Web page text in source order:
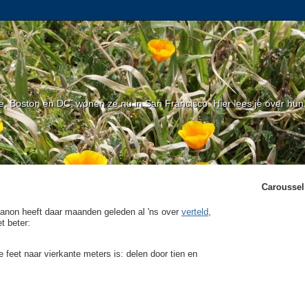
Boston en DC, wonen ze nu in San Francisco. Hier lees je over hun
heeft daar maanden geleden al 'ns over verteld,
beter:
naar vierkante meters is: delen door tien en
Caroussel